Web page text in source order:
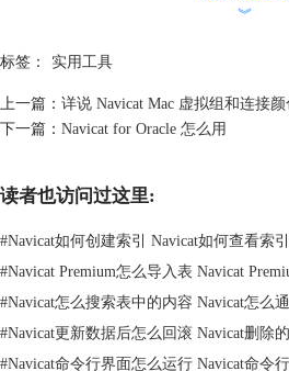
Navicat Mac 提供颜色高亮显示连接以识别
亮显示的颜色显示在连接树及在选项卡栏
要高亮显示一个连接，按住 Control 键并点
Navicat 为连接树的连接或对象列表的对象
在 Navicat 主窗口或点击“搜索”或在模型
个筛选字符串。点击搜索图标有筛选的附
关于 Navicat Mac实用工具比较简便，点击“
教程。
︾
标签： 实用工具
上一篇： 详说 Navicat Mac 虚拟组和连接颜
下一篇： Navicat for Oracle 怎么用
读者也访问过这里:
#Navicat如何创建索引 Navicat如何查看索引
#Navicat Premium怎么导入表 Navicat
#Navicat怎么搜索表中的内容 Navicat怎么
#Navicat更新数据后怎么回滚 Navicat删除
#Navicat命令行界面怎么运行 Navicat命令